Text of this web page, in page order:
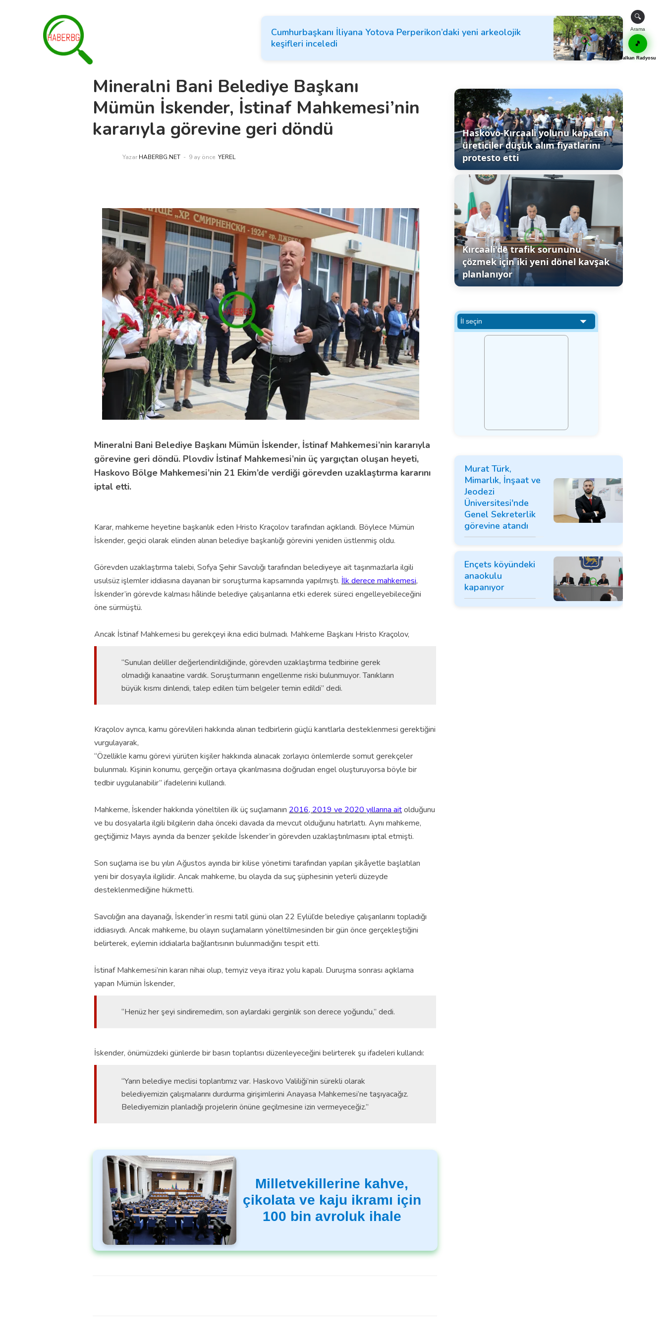
Cumhurbaşkanı İliyana Yotova Perperikon’daki yeni arkeolojik
keşifleri inceledi
Mineralni Bani Belediye Başkanı
Mümün İskender, İstinaf Mahkemesi’nin
kararıyla görevine geri döndü
Yazar HABERBG.NET 9 ay önce YEREL
Mineralni Bani Belediye Başkanı Mümün İskender, İstinaf Mahkemesi’nin kararıyla
görevine geri döndü. Plovdiv İstinaf Mahkemesi’nin üç yargıçtan oluşan heyeti,
Haskovo Bölge Mahkemesi’nin 21 Ekim’de verdiği görevden uzaklaştırma kararını
iptal etti.
Karar, mahkeme heyetine başkanlık eden Hristo Kraçolov tarafından açıklandı. Böylece Mümün
İskender, geçici olarak elinden alınan belediye başkanlığı görevini yeniden üstlenmiş oldu.
Görevden uzaklaştırma talebi, Sofya Şehir Savcılığı tarafından belediyeye ait taşınmazlarla ilgili
usulsüz işlemler iddiasına dayanan bir soruşturma kapsamında yapılmıştı. İlk derece mahkemesi,
İskender’in görevde kalması hâlinde belediye çalışanlarına etki ederek süreci engelleyebileceğini
öne sürmüştü.
Ancak İstinaf Mahkemesi bu gerekçeyi ikna edici bulmadı. Mahkeme Başkanı Hristo Kraçolov,
“Sunulan deliller değerlendirildiğinde, görevden uzaklaştırma tedbirine gerek
olmadığı kanaatine vardık. Soruşturmanın engellenme riski bulunmuyor. Tanıkların
büyük kısmı dinlendi, talep edilen tüm belgeler temin edildi” dedi.
Kraçolov ayrıca, kamu görevlileri hakkında alınan tedbirlerin güçlü kanıtlarla desteklenmesi gerektiğini
vurgulayarak,
“Özellikle kamu görevi yürüten kişiler hakkında alınacak zorlayıcı önlemlerde somut gerekçeler
bulunmalı. Kişinin konumu, gerçeğin ortaya çıkarılmasına doğrudan engel oluşturuyorsa böyle bir
tedbir uygulanabilir” ifadelerini kullandı.
Mahkeme, İskender hakkında yöneltilen ilk üç suçlamanın 2016, 2019 ve 2020 yıllarına aitolduğunu
ve bu dosyalarla ilgili bilgilerin daha önceki davada da mevcut olduğunu hatırlattı. Aynı mahkeme,
geçtiğimiz Mayıs ayında da benzer şekilde İskender’in görevden uzaklaştırılmasını iptal etmişti.
Son suçlama ise bu yılın Ağustos ayında bir kilise yönetimi tarafından yapılan şikâyetle başlatılan
yeni bir dosyayla ilgilidir. Ancak mahkeme, bu olayda da suç şüphesinin yeterli düzeyde
desteklenmediğine hükmetti.
Savcılığın ana dayanağı, İskender’in resmi tatil günü olan 22 Eylül’de belediye çalışanlarını topladığı
iddiasıydı. Ancak mahkeme, bu olayın suçlamaların yöneltilmesinden bir gün önce gerçekleştiğini
belirterek, eylemin iddialarla bağlantısının bulunmadığını tespit etti.
İstinaf Mahkemesi’nin kararı nihai olup, temyiz veya itiraz yolu kapalı. Duruşma sonrası açıklama
yapan Mümün İskender,
“Henüz her şeyi sindiremedim, son aylardaki gerginlik son derece yoğundu,” dedi.
İskender, önümüzdeki günlerde bir basın toplantısı düzenleyeceğini belirterek şu ifadeleri kullandı:
“Yarın belediye meclisi toplantımız var. Haskovo Valiliği’nin sürekli olarak
belediyemizin çalışmalarını durdurma girişimlerini Anayasa Mahkemesi’ne taşıyacağız.
Belediyemizin planladığı projelerin önüne geçilmesine izin vermeyeceğiz.”
Milletvekillerine kahve,
çikolata ve kaju ikramı için
100 bin avroluk ihale
Haskovo-Kırcaali yolunu kapatan
üreticiler düşük alım fiyatlarını
protesto etti
Kırcaali'de trafik sorununu
çözmek için iki yeni dönel kavşak
planlanıyor
Murat Türk,
Mimarlık, İnşaat ve
Jeodezi
Üniversitesi'nde
Genel Sekreterlik
görevine atandı
Ençets köyündeki
anaokulu
kapanıyor
🔍
Arama
🎵
Balkan Radyosu